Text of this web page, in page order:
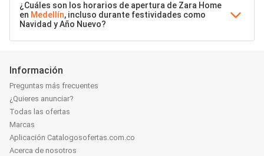
¿Cuáles son los horarios de apertura de Zara Home
en Medellín, incluso durante festividades como
Navidad y Año Nuevo?
Información
Preguntas más frecuentes
¿Quieres anunciar?
Todas las ofertas
Marcas
Aplicación Catalogosofertas.com.co
Acerca de nosotros